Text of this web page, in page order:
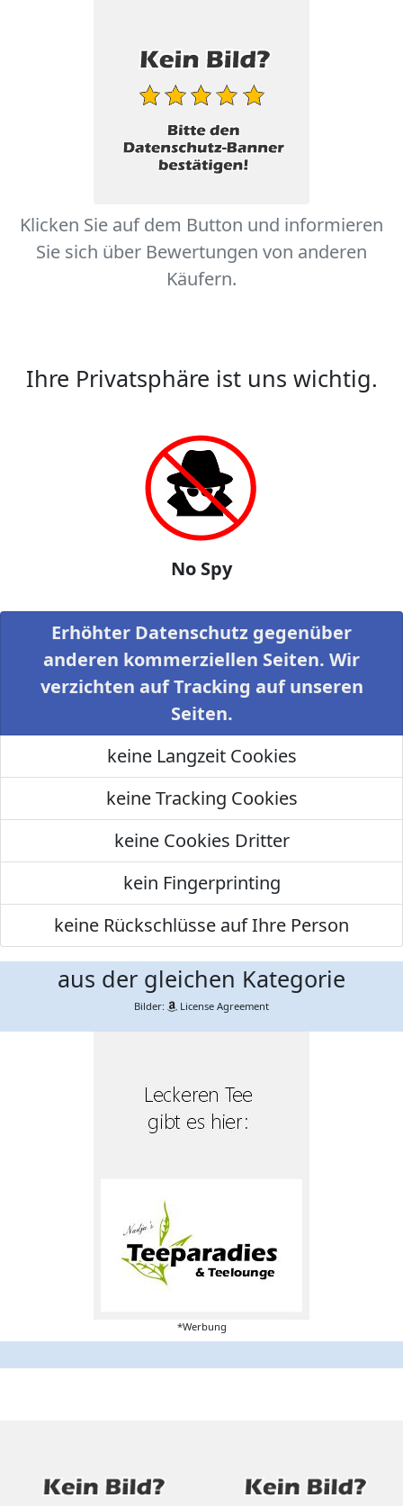
Klicken Sie auf dem Button und informieren
Sie sich über Bewertungen von anderen
Käufern.
Ihre Privatsphäre ist uns wichtig.
No Spy
Erhöhter Datenschutz gegenüber
anderen kommerziellen Seiten. Wir
verzichten auf Tracking auf unseren
Seiten.
keine Langzeit Cookies
keine Tracking Cookies
keine Cookies Dritter
kein Fingerprinting
keine Rückschlüsse auf Ihre Person
aus der gleichen Kategorie
Bilder: License Agreement
*Werbung